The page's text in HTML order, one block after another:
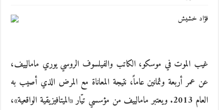
فؤاد خشيش
غيب الموت في موسكو، الكاتب والفيلسوف الروسي يوري مامالييف،
عن عمر أربعة وثمانين عاماً، نتيجة المعاناة مع المرض الذي أصيب به
العام 2013. ويعتبر مامالييف من مؤسسي تيّار «الميتافيزيقية الواقعية»،